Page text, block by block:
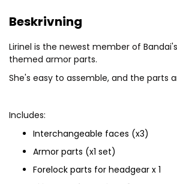
Beskrivning
Lirinel is the newest member of
themed armor parts.
She's easy to assemble, and the parts
Includes:
Interchangeable faces (x3)
Armor parts (x1 set)
Forelock parts for headgear x 1